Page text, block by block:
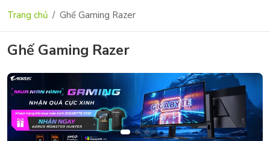
Trang chủ Ghế Gaming Razer
Ghế Gaming Razer